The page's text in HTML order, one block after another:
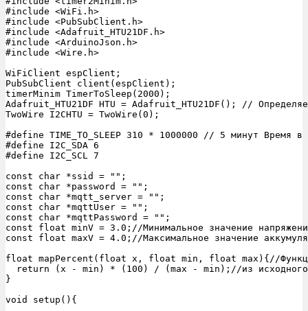
#include <WiFi.h>
#include <PubSubClient.h>
#include <Adafruit_HTU21DF.h>
#include <ArduinoJson.h>
#include <Wire.h>
WiFiClient espClient;
PubSubClient client(espClient);
timerMinim TimerToSleep(2000);
Adafruit_HTU21DF HTU = Adafruit_HTU21DF(); //
TwoWire I2CHTU = TwoWire(0);
#define TIME_TO_SLEEP 310 * 1000000 // 5 минут Время в
#define I2C_SDA 6
#define I2C_SCL 7
const char *ssid = "";
const char *password = "";
const char *mqtt_server = "";
const char *mqttUser = "";
const char *mqttPassword = "";
const float minV = 3.0;//Минимальное значение
const float maxV = 4.0;//Максимальное значение
float mapPercent(float x, float min, float max){//Функция
return (x - min) * (100) / (max - min);//из
}
void setup(){